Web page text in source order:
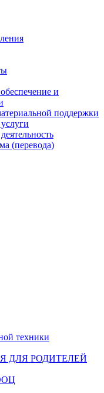
и
поддержки
(перевода)
техники
ДЛЯ РОДИТЕЛЕЙ